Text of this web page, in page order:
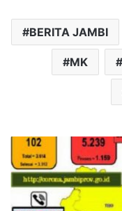
BERITA JAMBI
MK